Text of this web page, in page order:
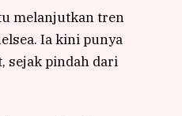
melanjutkan tren
Ia kini punya
sejak pindah dari